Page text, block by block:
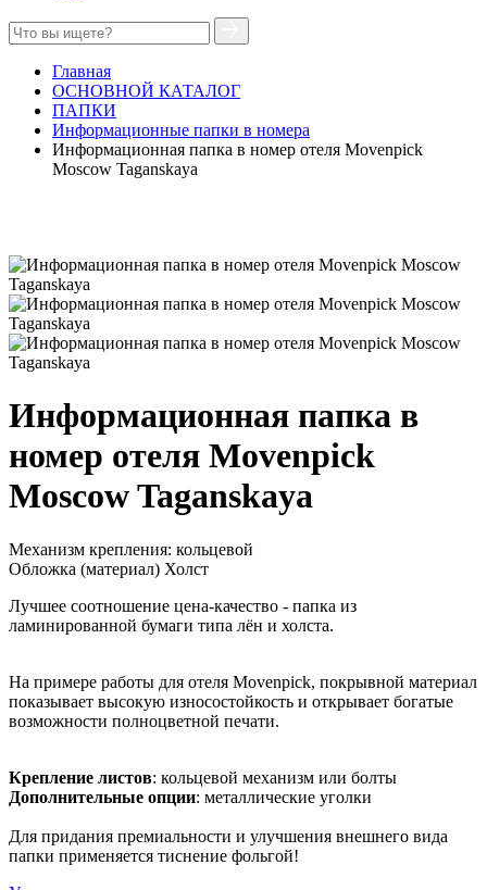
Главная
ОСНОВНОЙ КАТАЛОГ
ПАПКИ
Информационные папки в номера
Информационная папка в номер отеля Movenpick
Moscow Taganskaya
Информационная папка в
номер отеля Movenpick
Moscow Taganskaya
Механизм крепления: кольцевой
Обложка (материал) Холст
Лучшее соотношение цена-качество - папка из
ламинированной бумаги типа лён и холста.
На примере работы для отеля Movenpick, покрывной материал
показывает высокую износостойкость и открывает богатые
возможности полноцветной печати.
Крепление листов: кольцевой механизм или болты
Дополнительные опции: металлические уголки
Для придания премиальности и улучшения внешнего вида
папки применяется тиснение фольгой!